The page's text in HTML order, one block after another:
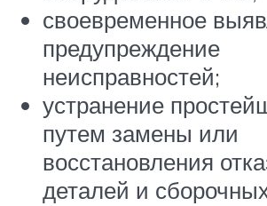
своевременное
предупреждение
неисправностей;
устранение
путем замены или
восстановления
деталей и